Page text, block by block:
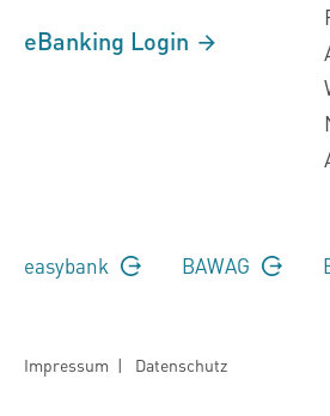
eBanking Login
easybank BAWAG
Impressum | Datenschutz